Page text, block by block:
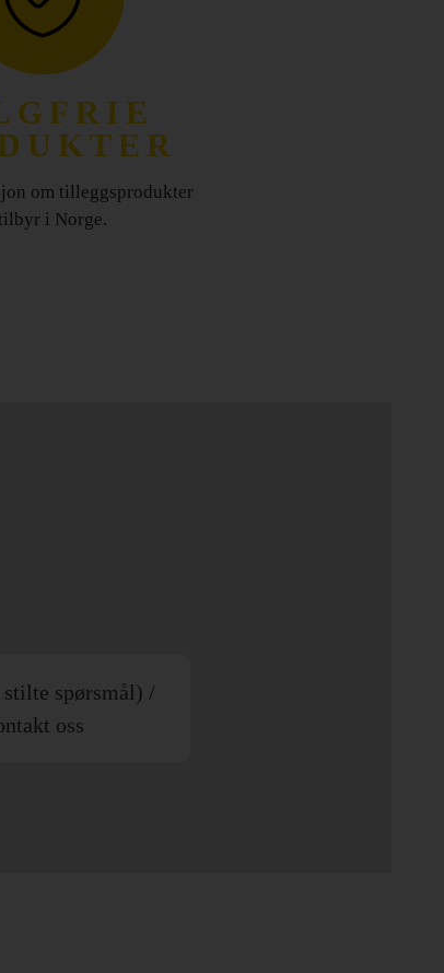
om tilleggsprodukter
i Norge.
spørsmål) /
oss